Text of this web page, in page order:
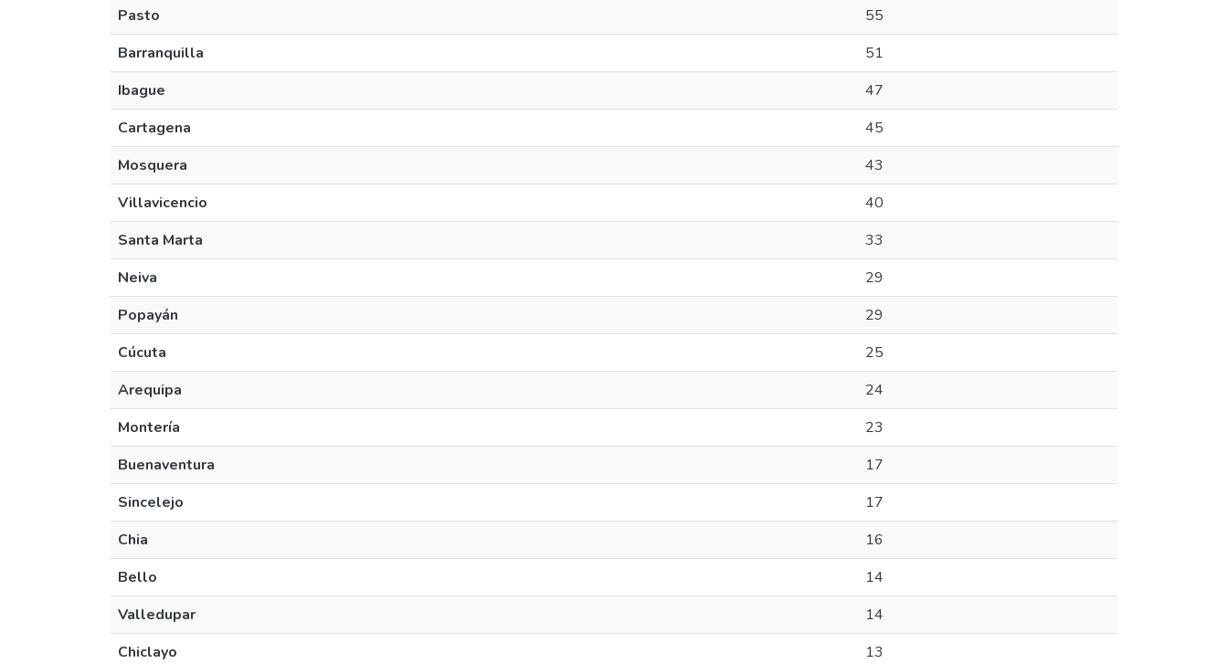
Pasto
55
Barranquilla
51
Ibague
47
Cartagena
45
Mosquera
43
Villavicencio
40
Santa Marta
33
Neiva
29
Popayán
29
Cúcuta
25
Arequipa
24
Montería
23
Buenaventura
17
Sincelejo
17
Chia
16
Bello
14
Valledupar
14
Chiclayo
13